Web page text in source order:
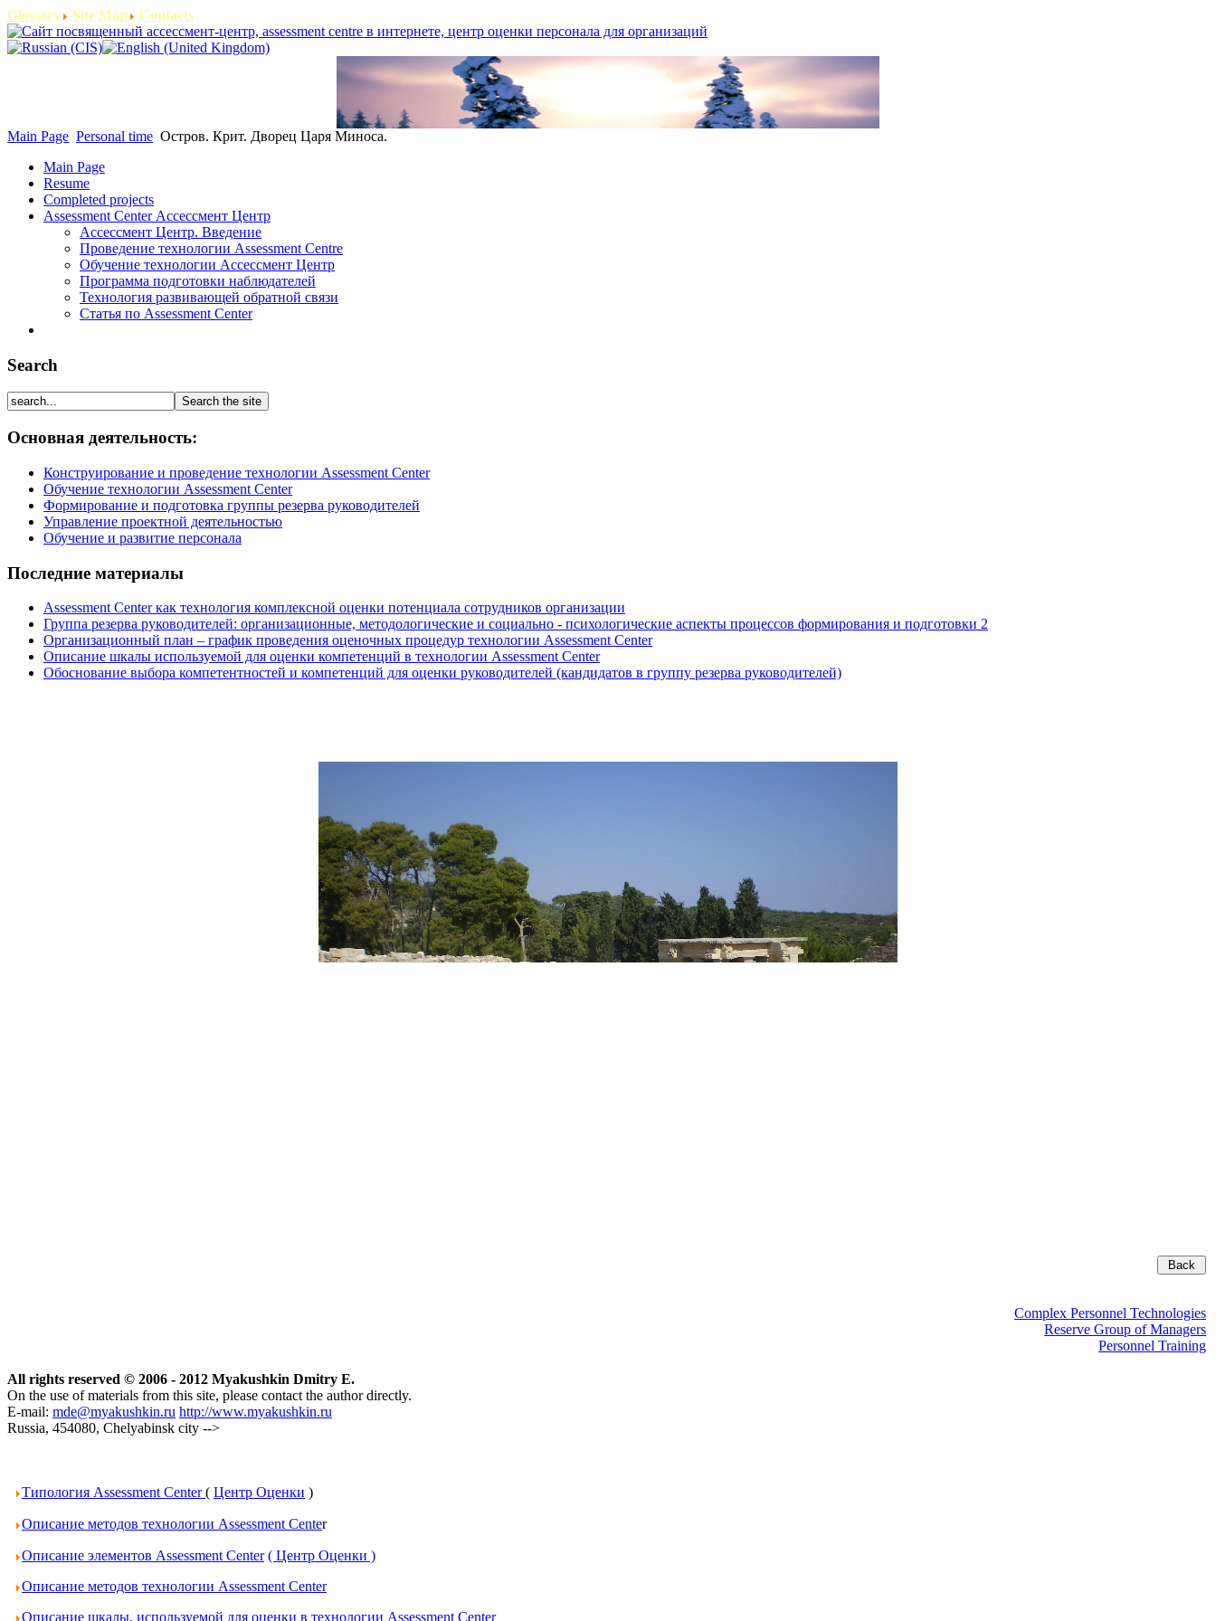
Glossary Site Map Contacts
Main Page Personal time Остров. Крит. Дворец Царя Миноса.
Main Page
Resume
Completed projects
Assessment Center Ассессмент Центр
Ассессмент Центр. Введение
Проведение технологии Assessment Centre
Обучение технологии Ассессмент Центр
Программа подготовки наблюдателей
Технология развивающей обратной связи
Статья по Assessment Center
Search
Основная деятельность:
Конструирование и проведение технологии Assessment Center
Обучение технологии Assessment Center
Формирование и подготовка группы резерва руководителей
Управление проектной деятельностью
Обучение и развитие персонала
Последние материалы
Assessment Center как технология комплексной оценки потенциала сотрудников организации
Группа резерва руководителей: организационные, методологические и социально - психологические аспекты процессов формирования и подготовки 2
Организационный план – график проведения оценочных процедур технологии Assessment Center
Описание шкалы используемой для оценки компетенций в технологии Assessment Center
Обоснование выбора компетентностей и компетенций для оценки руководителей (кандидатов в группу резерва руководителей)
Complex Personnel Technologies
Reserve Group of Managers
Personnel Training
All rights reserved © 2006 - 2012 Myakushkin Dmitry E.
On the use of materials from this site, please contact the author directly.
E-mail: mde@myakushkin.ru http://www.myakushkin.ru
Russia, 454080, Chelyabinsk city -->
Типология Assessment Center( Центр Оценки )
Описание методов технологии Assessment Center
Описание элементов Assessment Center ( Центр Оценки )
Описание методов технологии Assessment Center
Описание шкалы, используемой для оценки в технологии Assessment Center